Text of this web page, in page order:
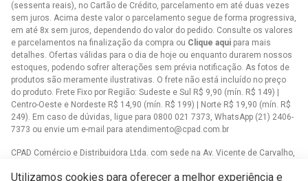
(sessenta reais), no Cartão de Crédito, parcelamento em até duas vezes
sem juros. Acima deste valor o parcelamento segue de forma progressiva,
em até 8x sem juros, dependendo do valor do pedido. Consulte os valores
e parcelamentos na finalização da compra ou Clique aqui para mais
detalhes. Ofertas válidas para o dia de hoje ou enquanto durarem nossos
estoques, podendo sofrer alterações sem prévia notificação. As fotos de
produtos são meramente ilustrativas. O frete não está incluído no preço
do produto. Frete Fixo por Região: Sudeste e Sul R$ 9,90 (mín. R$ 149) |
Centro-Oeste e Nordeste R$ 14,90 (mín. R$ 199) | Norte R$ 19,90 (mín. R$
249). Em caso de dúvidas, ligue para 0800 021 7373, WhatsApp (21) 2406-
7373 ou envie um e-mail para atendimento@cpad.com.br
CPAD Comércio e Distribuidora Ltda. com sede na Av. Vicente de Carvalho,
Utilizamos cookies para oferecer a melhor experiência e